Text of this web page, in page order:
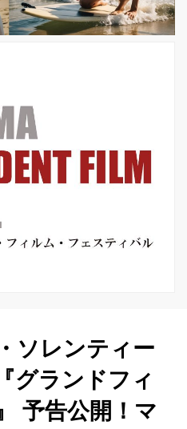
「グレート・ビューティ
」ではアカデミー賞の外
ソレンティー
グランドフィ
予告公開！マ